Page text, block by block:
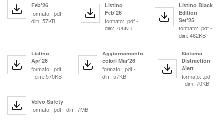
Feb'26
formato: .pdf -
dim: 57KB
Listino
Feb'26
formato: .pdf -
dim: 708KB
Listino Black
Edition
Set'25
formato: .pdf -
dim: 462KB
Listino
Apr'26
formato: .pdf
- dim: 570KB
Aggiornamento
colori Mar'26
formato: .pdf -
dim: 57KB
Sistema
Distraction
Alert
formato: .pdf
- dim: 70KB
Volvo Safety
formato: .pdf - dim: 7MB